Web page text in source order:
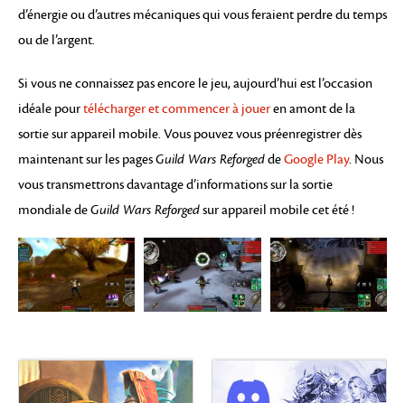
d’énergie ou d’autres mécaniques qui vous feraient perdre du temps
ou de l’argent.
Si vous ne connaissez pas encore le jeu, aujourd’hui est l’occasion
idéale pourtélécharger et commencer à joueren amont de la
sortie sur appareil mobile. Vous pouvez vous préenregistrer dès
maintenant sur les pagesGuild Wars ReforgeddeGoogle Play. Nous
vous transmettrons davantage d’informations sur la sortie
mondiale deGuild Wars Reforgedsur appareil mobile cet été !